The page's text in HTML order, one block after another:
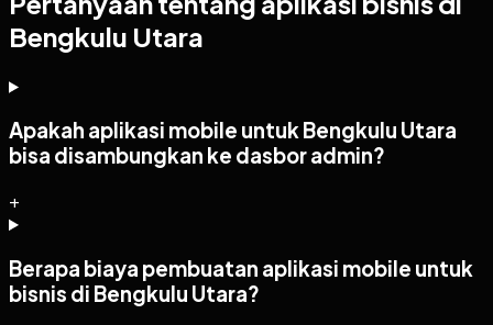
Bengkulu Utara
Apakah aplikasi mobile untuk Bengkulu Utara
bisa disambungkan ke dasbor admin?
+
Berapa biaya pembuatan aplikasi mobile untuk
bisnis di Bengkulu Utara?